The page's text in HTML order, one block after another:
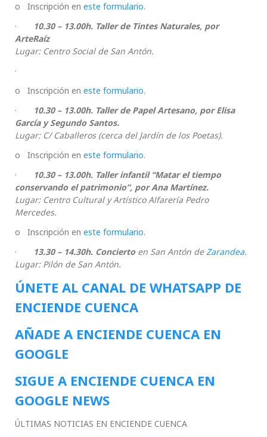
o Inscripción en este formulario.
·
10.30 – 13.00h. Taller de Tintes Naturales, por
ArteRaíz
Lugar: Centro Social de San Antón.
·
o Inscripción en este formulario.
·
10.30 – 13.00h. Taller de Papel Artesano, por Elisa
García y Segundo Santos.
Lugar: C/ Caballeros (cerca del Jardín de los Poetas).
o Inscripción en este formulario.
·
10.30 – 13.00h. Taller infantil “Matar el tiempo
conservando el patrimonio”, por Ana Martínez.
Lugar: Centro Cultural y Artístico Alfarería Pedro
Mercedes.
o Inscripción en este formulario.
·
13.30 – 14.30h. Concierto en San Antón deZarandea.
Lugar: Pilón de San Antón.
ÚNETE AL CANAL DE WHATSAPP DE
ENCIENDE CUENCA
AÑADE A ENCIENDE CUENCA EN
GOOGLE
SIGUE A ENCIENDE CUENCA EN
GOOGLE NEWS
ÚLTIMAS NOTICIAS EN ENCIENDE CUENCA